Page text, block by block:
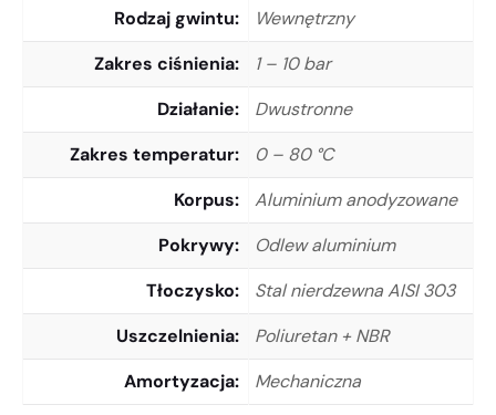
Rodzaj gwintu
Wewnętrzny
Zakres ciśnienia
1 – 10 bar
Działanie
Dwustronne
Zakres temperatur
0 – 80 °C
Korpus
Aluminium anodyzowane
Pokrywy
Odlew aluminium
Tłoczysko
Stal nierdzewna AISI 303
Uszczelnienia
Poliuretan + NBR
Amortyzacja
Mechaniczna